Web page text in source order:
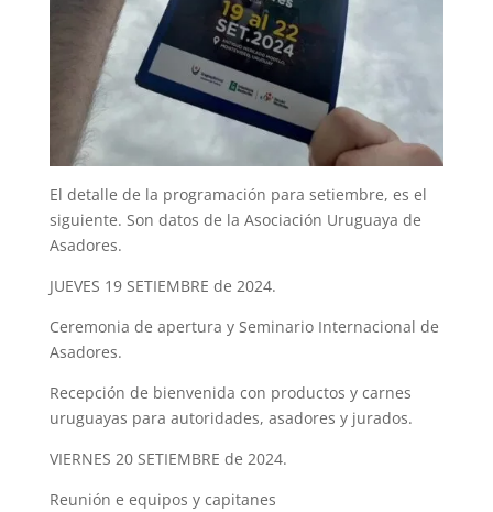
El detalle de la programación para setiembre, es el
siguiente. Son datos de la Asociación Uruguaya de
Asadores.
JUEVES 19 SETIEMBRE de 2024.
Ceremonia de apertura y Seminario Internacional de
Asadores.
Recepción de bienvenida con productos y carnes
uruguayas para autoridades, asadores y jurados.
VIERNES 20 SETIEMBRE de 2024.
Reunión e equipos y capitanes